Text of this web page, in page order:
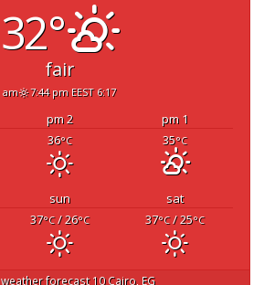
32°
fair
6:17 am
7:44 pm EEST
1 pm
2 pm
35°C
36°C
sat
sun
37°C/ 25°C
37°C/ 26°C
Cairo, EG
10 days weather forecast ▸